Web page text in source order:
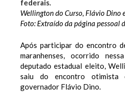
Wellington do Curso, Flávio Dino
Foto: Extraído da página pessoal
Após participar do encontro
maranhenses, ocorrido
deputado estadual eleito,
saiu do encontro otimista
governador Flávio Dino.